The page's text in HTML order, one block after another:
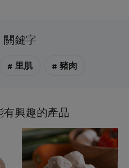
關鍵字
# 里肌 # 豬肉
有興趣的產品